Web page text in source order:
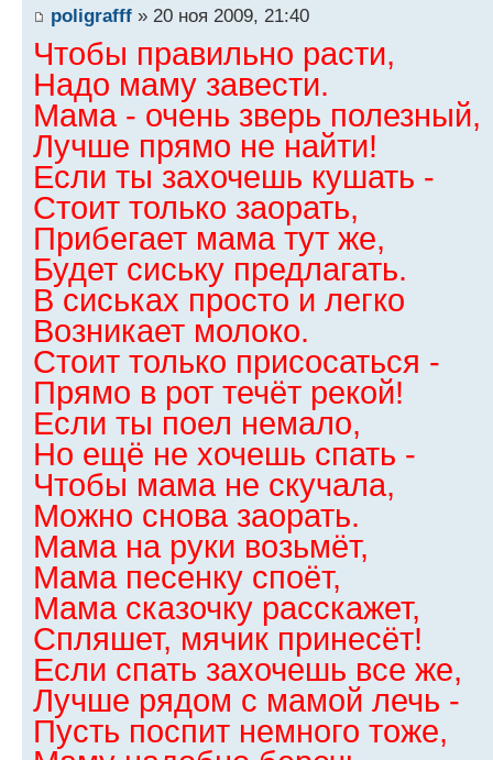
poligrafff » 20 ноя 2009, 21:40
Чтобы правильно расти,
Надо маму завести.
Мама - очень зверь полезный,
Лучше прямо не найти!
Если ты захочешь кушать -
Стоит только заорать,
Прибегает мама тут же,
Будет сиську предлагать.
В сиськах просто и легко
Возникает молоко.
Стоит только присосаться -
Прямо в рот течёт рекой!
Если ты поел немало,
Но ещё не хочешь спать -
Чтобы мама не скучала,
Можно снова заорать.
Мама на руки возьмёт,
Мама песенку споёт,
Мама сказочку расскажет,
Спляшет, мячик принесёт!
Если спать захочешь все же,
Лучше рядом с мамой лечь -
Пусть поспит немного тоже,